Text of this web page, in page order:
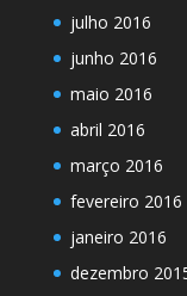
julho 2016
junho 2016
maio 2016
abril 2016
março 2016
fevereiro 2016
janeiro 2016
dezembro